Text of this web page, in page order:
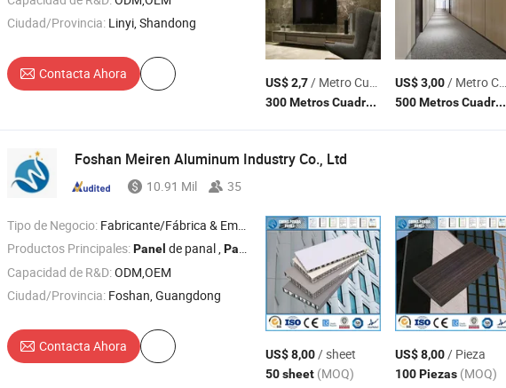
Ciudad/Provincia: Linyi, Shandong
Contacta Ahora
US$ 2,7/ Metro Cuadrado
300 Metros Cuadrados (MOQ)
US$ 3,00/ Metro Cuadrado
500 Metros Cuadrados
Foshan Meiren Aluminum Industry Co., Ltd
10.91 Mil 35
Tipo de Negocio: Fabricante/Fábrica & Empresa Comercial
Productos Principales:Panel de panal ,Panel de panal de aluminio , Panel de aluminio ,
Capacidad de R&D:ODM,OEM
Ciudad/Provincia: Foshan, Guangdong
Contacta Ahora US$ 8,00/ sheet
50 sheet (MOQ)
US$ 8,00/ Pieza
100 Piezas (MOQ)